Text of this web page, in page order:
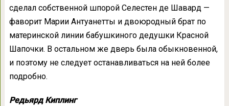
сделал собственной шпорой Селестен де Шавард —
фаворит Марии Антуанетты и двоюродный брат по
материнской линии бабушкиного дедушки Красной
Шапочки. В остальном же дверь была обыкновенной,
и поэтому не следует останавливаться на ней более
подробно.
Редьярд Киплинг